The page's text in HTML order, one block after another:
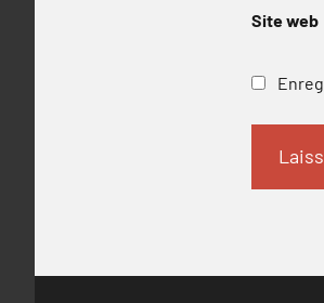
Site web